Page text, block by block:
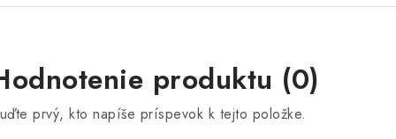
produktu (0)
prvý, kto napíše príspevok k tejto položke.